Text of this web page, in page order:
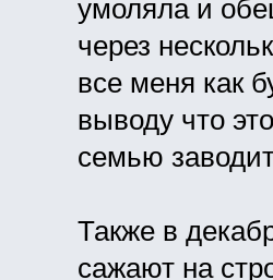
умоляла и
через
все меня как
выводу что
семью
Также в
сажают на